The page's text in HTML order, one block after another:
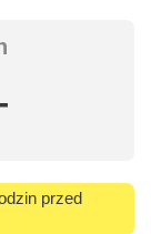
przed